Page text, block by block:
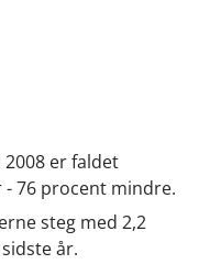
er faldet
76 procent mindre.
steg med 2,2
år.